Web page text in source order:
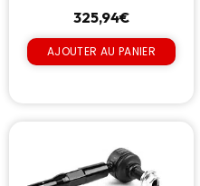
325,94€
AJOUTER AU PANIER